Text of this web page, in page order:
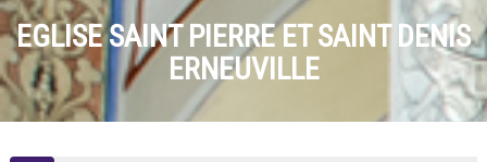
EGLISE SAINT PIERRE ET SAINT DENIS
ERNEUVILLE